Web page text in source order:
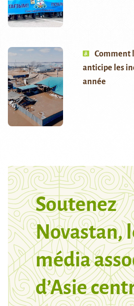
Comment
anticipe les
année
Soutenez
Novastan,
média
d’Asie